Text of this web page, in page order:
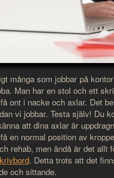
många som jobbar på
Man har en stol och ett
ont i nacke och axlar. Det
vi jobbar. Testa själv! Du
att dina axlar är
en normal position av
rehab, men ändå är det allt
. Detta trots att det
och sittande.